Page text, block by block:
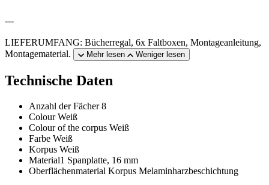
---
LIEFERUMFANG: Bücherregal, 6x Faltboxen, Montageanleitung,
Montagematerial.
Mehr lesen Weniger lesen
Technische Daten
Anzahl der Fächer 8
Colour Weiß
Colour of the corpus Weiß
Farbe Weiß
Korpus Weiß
Material1 Spanplatte, 16 mm
Oberflächenmaterial Korpus Melaminharzbeschichtung